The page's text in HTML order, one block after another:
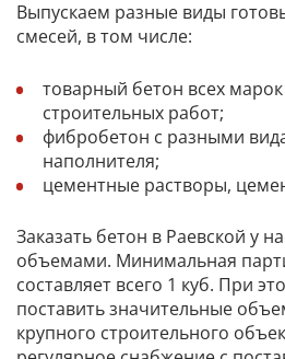
Выпускаем разные виды
смесей, в том числе:
товарный бетон всех
строительных работ;
фибробетон с разными
наполнителя;
цементные растворы,
Заказать бетон в Раевской у
объемами. Минимальная
составляет всего 1 куб. При
поставить значительные
крупного строительного